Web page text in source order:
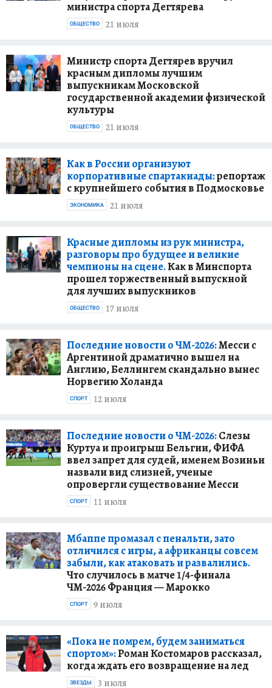
министра спорта Дегтярева
21 июля
ОБЩЕСТВО
Министр спорта Дегтярев вручил
красным дипломы лучшим
выпускникам Московской
государственной академии физической
культуры
21 июля
ОБЩЕСТВО
Как в России организуют
корпоративные спартакиады:репортаж
с крупнейшего события в Подмосковье
21 июля
ЭКОНОМИКА
Красные дипломы из рук министра,
разговоры про будущее и великие
чемпионы на сцене.Как в Минспорта
прошел торжественный выпускной
для лучших выпускников
17 июля
ОБЩЕСТВО
Последние новости о ЧМ-2026:Месси с
Аргентиной драматично вышел на
Англию, Беллингем скандально вынес
Норвегию Холанда
12 июля
СПОРТ
Последние новости о ЧМ-2026:Слезы
Куртуа и проигрыш Бельгии, ФИФА
ввел запрет для судей, именем Возиньи
назвали вид слизней, ученые
опровергли существование Месси
11 июля
СПОРТ
Мбаппе промазал с пенальти, зато
отличился с игры, а африканцы совсем
забыли, как атаковать и развалились.
Что случилось в матче 1/4-финала
ЧМ-2026 Франция — Марокко
9 июля
СПОРТ
«Пока не помрем, будем заниматься
спортом»:Роман Костомаров рассказал,
когда ждать его возвращение на лед
3 июля
ЗВЕЗДЫ